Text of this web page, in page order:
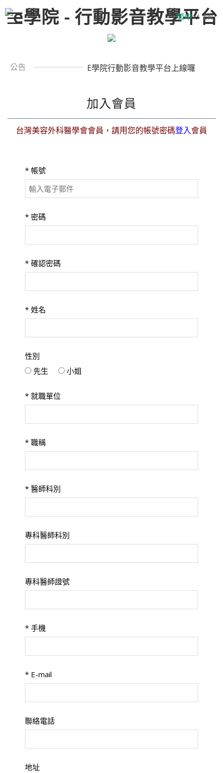
繁中 / EN
公告 E學院行動影音教學平台上線囉
加入會員
台灣美容外科醫學會會員，請用您的帳號密碼登入會員
* 帳號
* 密碼
* 確認密碼
* 姓名
性別
先生
小姐
* 就職單位
* 職稱
* 醫師科別
專科醫師科別
專科醫師證號
* 手機
* E-mail
聯絡電話
地址